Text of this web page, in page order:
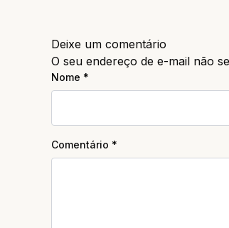
Deixe um comentário
O seu endereço de e-mail não
Nome *
Comentário *